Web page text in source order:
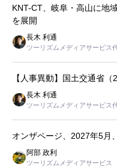
KNT-CT、岐阜・高山に地
を展開
長木 利通
ツーリズムメディアサービス
【人事異動】国土交通省
長木 利通
ツーリズムメディアサービス
オンザページ、2027年5月
阿部 政利
ツーリズムメディアサービス